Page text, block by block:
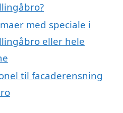
med speciale i
eller hele
til facaderensning